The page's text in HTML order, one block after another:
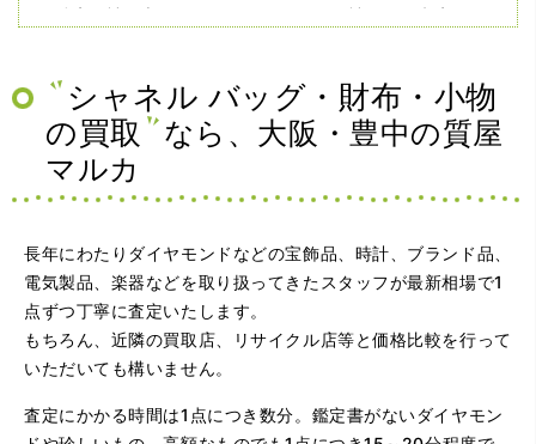
（兵庫県神戸市）ネットの口コミを見て神戸から来店。天
王寺、梅田の有名買取店を4店巡りましたがマルカさんが一
（大阪府大阪市）問い合わせから非常に分かり易く、安心
して利用できた。また、思ったよりも高額だったので助か
りました。
シャネル バッグ・財布・小物
の買取
なら、大阪・豊中の質屋
マルカ
長年にわたりダイヤモンドなどの宝飾品、時計、ブランド品、
電気製品、楽器などを取り扱ってきたスタッフが最新相場で1
点ずつ丁寧に査定いたします。
もちろん、近隣の買取店、リサイクル店等と価格比較を行って
いただいても構いません。
査定にかかる時間は1点につき数分。鑑定書がないダイヤモン